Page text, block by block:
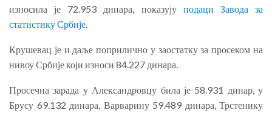
износила је 72.953 динара, показују подаци Завода за
статистику Србије
Крушевац је и даље поприлично у заостатку за просеком на
нивоу Србије који износи 84.227 динара.
Просечна зарада у Александровцу била је 58.931 динар, у
Брусу 69.132 динара, Варварину 59.489 динара, Трстенику